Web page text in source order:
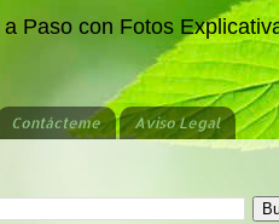
Paso con Fotos
Contácteme Aviso Legal